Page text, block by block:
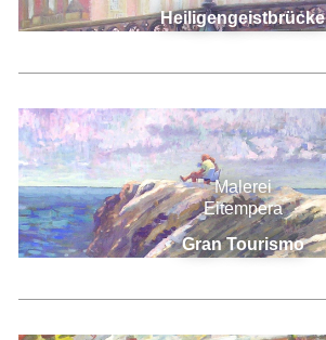
Heiligengeistbrücke
Gran Tourismo
Malerei
Eitempera